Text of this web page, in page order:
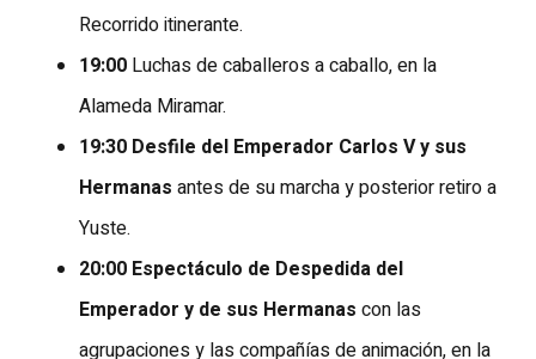
Recorrido itinerante.
19:00 Luchas de caballeros a caballo, en la
Alameda Miramar.
19:30 Desfile del Emperador Carlos V y sus
Hermanas antes de su marcha y posterior retiro a
Yuste.
20:00 Espectáculo de Despedida del
Emperador y de sus Hermanas con las
agrupaciones y las compañías de animación, en la